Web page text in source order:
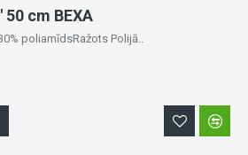
50 cm BEXA
poliamīdsRažots Polijā..